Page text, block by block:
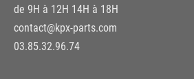
de 9H à 12H 14H à 18H
contact@kpx-parts.com
03.85.32.96.74